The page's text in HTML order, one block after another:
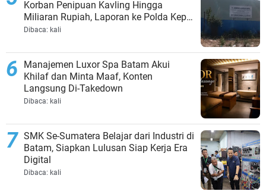
Korban Penipuan Kavling Hingga
Miliaran Rupiah, Laporan ke Polda Kepri
Jalan di Tempat?
Dibaca: kali
Manajemen Luxor Spa Batam Akui
Khilaf dan Minta Maaf, Konten
Langsung Di-Takedown
Dibaca: kali
SMK Se-Sumatera Belajar dari Industri di
Batam, Siapkan Lulusan Siap Kerja Era
Digital
Dibaca: kali